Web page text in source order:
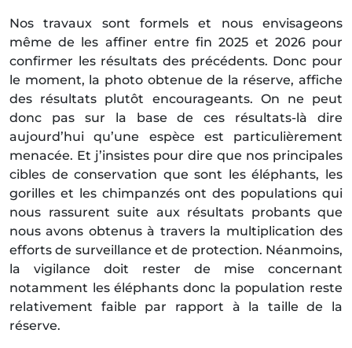
Nos travaux sont formels et nous envisageons
même de les affiner entre fin 2025 et 2026 pour
confirmer les résultats des précédents. Donc pour
le moment, la photo obtenue de la réserve, affiche
des résultats plutôt encourageants. On ne peut
donc pas sur la base de ces résultats-là dire
aujourd’hui qu’une espèce est particulièrement
menacée. Et j’insistes pour dire que nos principales
cibles de conservation que sont les éléphants, les
gorilles et les chimpanzés ont des populations qui
nous rassurent suite aux résultats probants que
nous avons obtenus à travers la multiplication des
efforts de surveillance et de protection. Néanmoins,
la vigilance doit rester de mise concernant
notamment les éléphants donc la population reste
relativement faible par rapport à la taille de la
réserve.